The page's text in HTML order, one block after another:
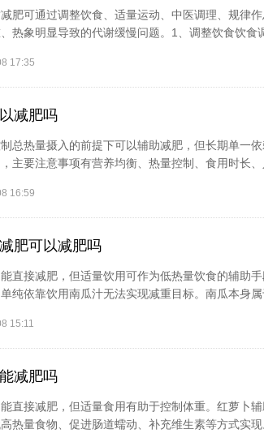
肥可通过调整饮食、适量运动、中医调理、规律
热象明显导致的代谢缓慢问题。1、调整饮食饮食
17:35
减肥吗
总热量摄入的前提下可以辅助减肥，但长期单一
主要注意事项有营养均衡、热量控制、食用时长
16:59
肥可以减肥吗
直接减肥，但适量饮用可作为低热量饮食的辅助
纯依靠饮用南瓜汁无法实现减重目标。南瓜本身
15:11
减肥吗
直接减肥，但适量食用有助于控制体重。红萝卜
热量食物、促进肠道蠕动、补充维生素等方式实